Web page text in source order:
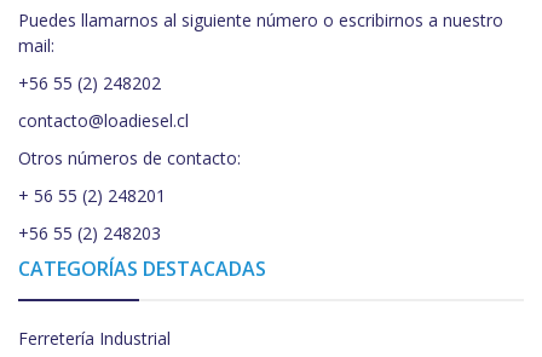
Puedes llamarnos al siguiente número o escribirnos a nuestro
mail:
+56 55 (2) 248202
contacto@loadiesel.cl
Otros números de contacto:
+ 56 55 (2) 248201
+56 55 (2) 248203
CATEGORÍAS DESTACADAS
Ferretería Industrial